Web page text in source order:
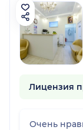
Лицензия
Очень